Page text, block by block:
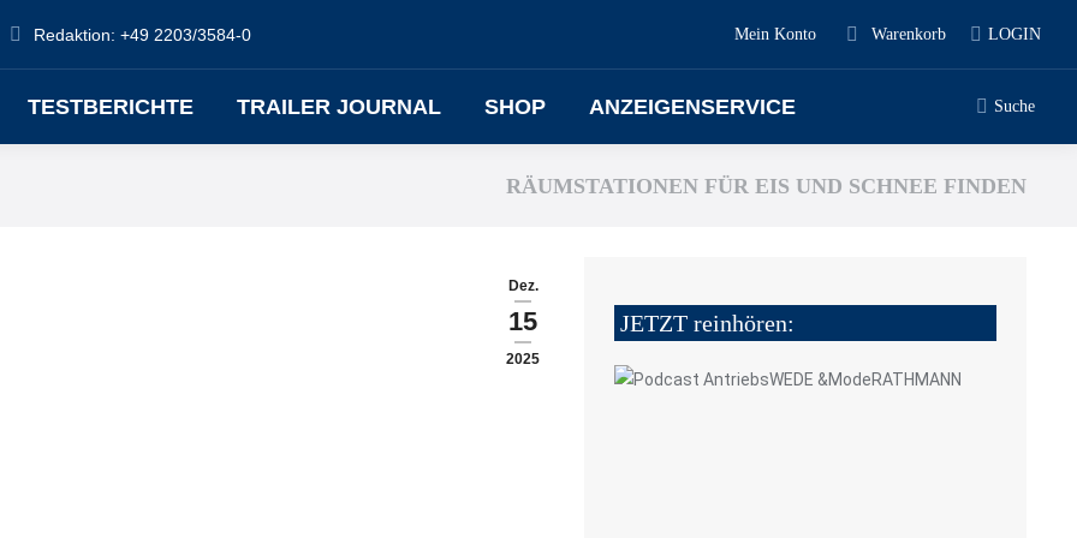
Redaktion: +49 2203/3584-0 Mein Konto Warenkorb LOGIN
TESTBERICHTE TRAILER JOURNAL SHOP ANZEIGENSERVICE Suche
RÄUMSTATIONEN FÜR EIS UND SCHNEE FINDEN
Dez.
15
2025
JETZT reinhören: